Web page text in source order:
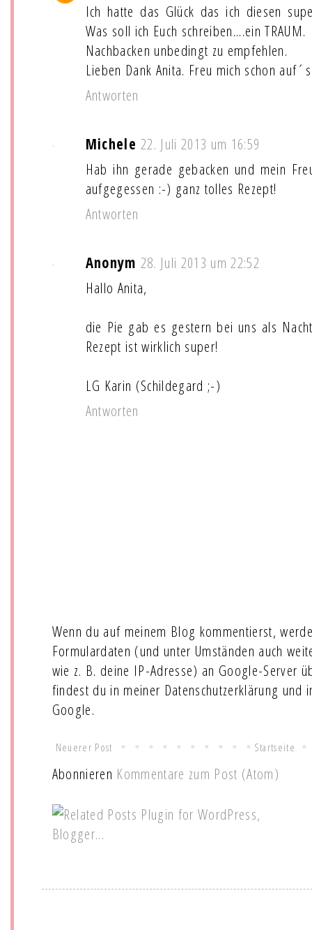
Ich hatte das Glück das ich diesen
Was soll ich Euch schreiben....ein TRAUM.
Nachbacken unbedingt zu empfehlen.
Lieben Dank Anita. Freu mich schon
Antworten
Michele 22. Juli 2013 um 16:59
Hab ihn gerade gebacken und mein
aufgegessen :-) ganz tolles Rezept!
Antworten
Anonym 28. Juli 2013 um 22:52
Hallo Anita,
die Pie gab es gestern bei uns als
Rezept ist wirklich super!
LG Karin (Schildegard ;-)
Antworten
Wenn du auf meinem Blog kommentierst,
Formulardaten (und unter Umständen auch
wie z. B. deine IP-Adresse) an Google-Server
findest du in meiner Datenschutzerklärung und
Google.
Neuerer Post Startseite
Abonnieren Kommentare zum Post (Atom)